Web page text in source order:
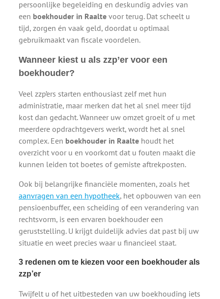
persoonlijke begeleiding en deskundig advies van
een boekhouder in Raalte voor terug. Dat scheelt u
tijd, zorgen én vaak geld, doordat u optimaal
gebruikmaakt van fiscale voordelen.
Wanneer kiest u als zzp’er voor een
boekhouder?
Veel zzp’ers starten enthousiast zelf met hun
administratie, maar merken dat het al snel meer tijd
kost dan gedacht. Wanneer uw omzet groeit of u met
meerdere opdrachtgevers werkt, wordt het al snel
complex. Een boekhouder in Raalte houdt het
overzicht voor u en voorkomt dat u fouten maakt die
kunnen leiden tot boetes of gemiste aftrekposten.
Ook bij belangrijke financiële momenten, zoals het
aanvragen van een hypotheek, het opbouwen van een
pensioenbuffer, een scheiding of een verandering van
rechtsvorm, is een ervaren boekhouder een
geruststelling. U krijgt duidelijk advies dat past bij uw
situatie en weet precies waar u financieel staat.
3 redenen om te kiezen voor een boekhouder als
zzp’er
Twijfelt u of het uitbesteden van uw boekhouding iets